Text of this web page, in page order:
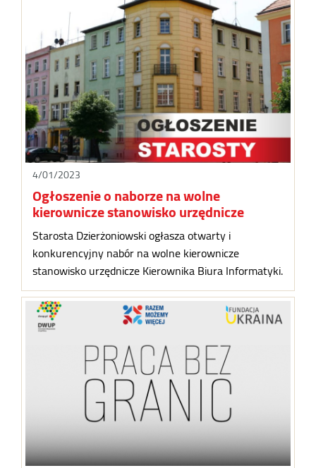
4/01/2023
Ogłoszenie o naborze na wolne
kierownicze stanowisko urzędnicze
Starosta Dzierżoniowski ogłasza otwarty i
konkurencyjny nabór na wolne kierownicze
stanowisko urzędnicze Kierownika Biura Informatyki.